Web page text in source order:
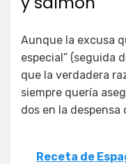
Aunque la excusa
especial” (seguida
que la verdadera
siempre quería
dos en la despensa
Receta de